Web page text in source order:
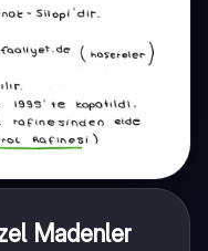
Madenler